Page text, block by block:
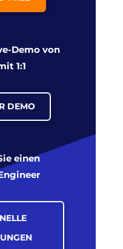
Demo von
1:1
DEMO
einen